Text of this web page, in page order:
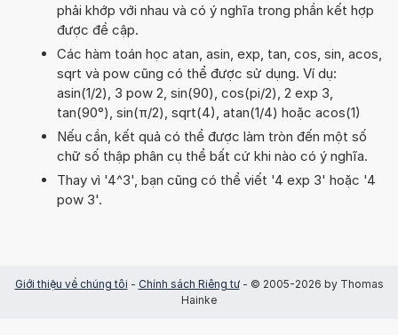
phải khớp với nhau và có ý nghĩa trong phần kết hợp
được đề cập.
Các hàm toán học atan, asin, exp, tan, cos, sin, acos,
sqrt và pow cũng có thể được sử dụng. Ví dụ:
asin(1/2), 3 pow 2, sin(90), cos(pi/2), 2 exp 3,
tan(90°), sin(π/2), sqrt(4), atan(1/4) hoặc acos(1)
Nếu cần, kết quả có thể được làm tròn đến một số
chữ số thập phân cụ thể bất cứ khi nào có ý nghĩa.
Thay vì '4^3', bạn cũng có thể viết '4 exp 3' hoặc '4
pow 3'.
Giới thiệu về chúng tôi - Chính sách Riêng tư- © 2005-2026 by Thomas
Hainke